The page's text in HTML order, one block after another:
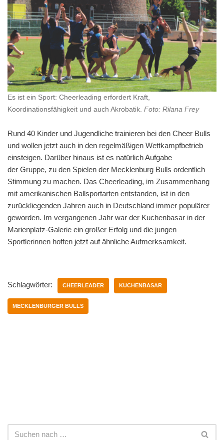
Es ist ein Sport: Cheerleading erfordert Kraft,
Koordinationsfähigkeit und auch Akrobatik. Foto: Rilana Frey
Rund 40 Kinder und Jugendliche trainieren bei den Cheer Bulls
und wollen jetzt auch in den regelmäßigen Wettkampfbetrieb
einsteigen. Darüber hinaus ist es natürlich Aufgabe
der Gruppe, zu den Spielen der Mecklenburg Bulls ordentlich
Stimmung zu machen. Das Cheerleading, im Zusammenhang
mit amerikanischen Ballsportarten entstanden, ist in den
zurückliegenden Jahren auch in Deutschland immer populärer
geworden. Im vergangenen Jahr war der Kuchenbasar in der
Marienplatz-Galerie ein großer Erfolg und die jungen
Sportlerinnen hoffen jetzt auf ähnliche Aufmerksamkeit.
Schlagwörter: CHEERLEADER KUCHENBASAR
MECKLENBURGER BULLS